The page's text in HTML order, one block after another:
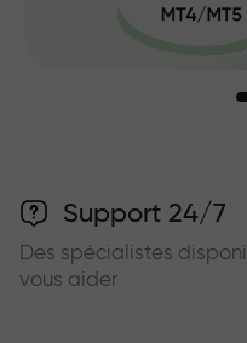
Support 24/7
Des spécialistes
vous aider